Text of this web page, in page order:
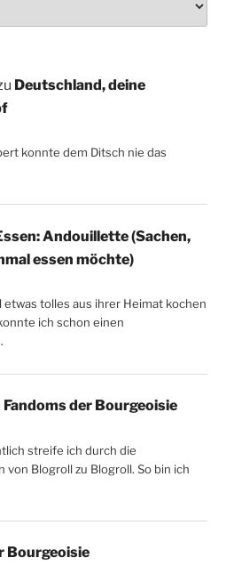
Deutschland, deine
konnte dem Ditsch nie das
Andouillette (Sachen,
essen möchte)
etwas tolles aus ihrer Heimat kochen
ich schon einen
Fandoms der Bourgeoisie
streife ich durch die
von Blogroll zu Blogroll. So bin ich
Bourgeoisie